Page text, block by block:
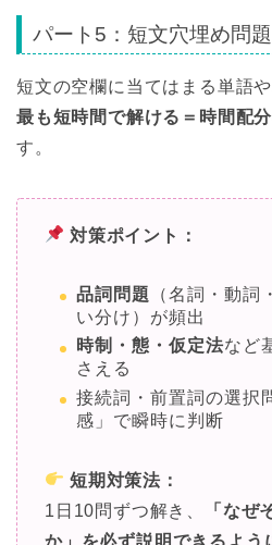
パート5：短文穴埋め問題
短文の空欄に当てはまる単語
最も短時間で解ける＝時間配
す。
対策ポイント：
品詞問題
（名詞・動詞
い分け）が頻出
時制・態・仮定法など
さえる
接続詞・前置詞の選択
感」で瞬時に判断
短期対策法：
1日10問ずつ解き、
「なぜ
か」を必ず説明できるよう